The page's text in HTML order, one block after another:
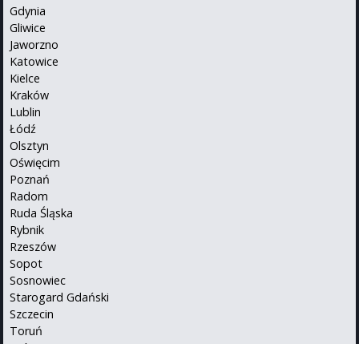
Gdynia
Gliwice
Jaworzno
Katowice
Kielce
Kraków
Lublin
Łódź
Olsztyn
Oświęcim
Poznań
Radom
Ruda Śląska
Rybnik
Rzeszów
Sopot
Sosnowiec
Starogard Gdański
Szczecin
Toruń